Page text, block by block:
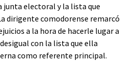
junta electoral y la lista que
dirigente comodorense remarcó
a la hora de hacerle lugar a
con la lista que ella
como referente principal.